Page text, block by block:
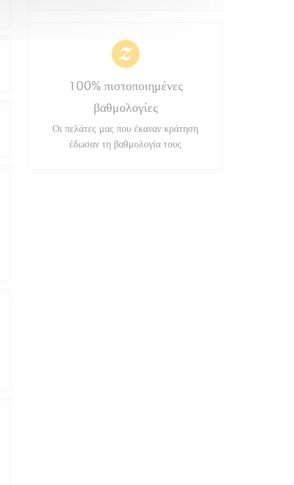
100% πιστοποιημένες
βαθμολογίες
Οι πελάτες μας που έκαναν κράτηση
έδωσαν τη βαθμολογία τους